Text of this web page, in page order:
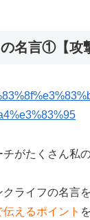
名言①【攻
がたくさん私
ライフの名言
えるポイント